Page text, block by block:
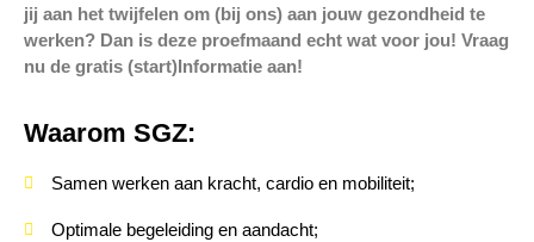
jij aan het twijfelen om (bij ons) aan jouw gezondheid te
werken? Dan is deze proefmaand echt wat voor jou! Vraag
nu de gratis (start)Informatie aan!
Waarom SGZ:
Samen werken aan kracht, cardio en mobiliteit;
Optimale begeleiding en aandacht;